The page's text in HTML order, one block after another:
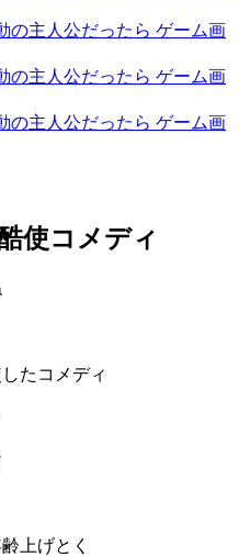
使コメディ
たコメディ
上げとく